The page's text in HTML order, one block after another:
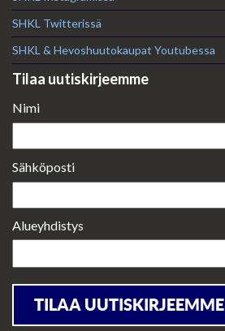
SHKL Twitterissä
SHKL & Hevoshuutokaupat Youtubessa
Tilaa uutiskirjeemme
Nimi
Sähköposti
Alueyhdistys
TILAA UUTISKIRJEEMME